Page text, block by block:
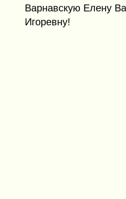
Варнавскую Елену
Игоревну!